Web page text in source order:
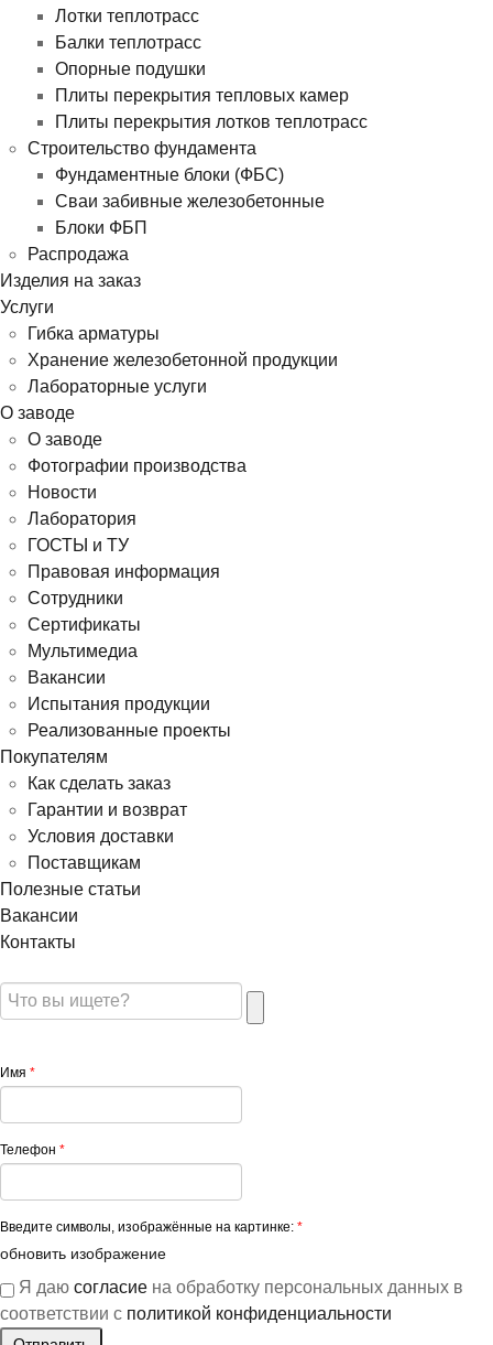
Лотки теплотрасс
Балки теплотрасс
Опорные подушки
Плиты перекрытия тепловых камер
Плиты перекрытия лотков теплотрасс
Строительство фундамента
Фундаментные блоки (ФБС)
Сваи забивные железобетонные
Блоки ФБП
Распродажа
Изделия на заказ
Услуги
Гибка арматуры
Хранение железобетонной продукции
Лабораторные услуги
О заводе
О заводе
Фотографии производства
Новости
Лаборатория
ГОСТЫ и ТУ
Правовая информация
Сотрудники
Сертификаты
Мультимедиа
Вакансии
Испытания продукции
Реализованные проекты
Покупателям
Как сделать заказ
Гарантии и возврат
Условия доставки
Поставщикам
Полезные статьи
Вакансии
Контакты
Имя *
Телефон *
Введите символы, изображённые на картинке: *
обновить изображение
Я даю согласие на обработку персональных данных в
соответствии с политикой конфиденциальности